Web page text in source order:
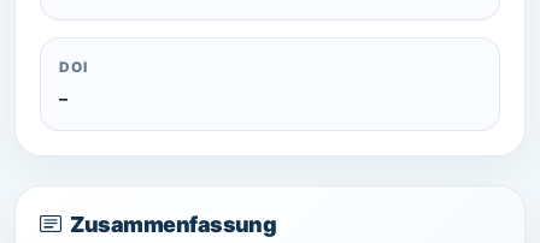
DOI
–
Zusammenfassung